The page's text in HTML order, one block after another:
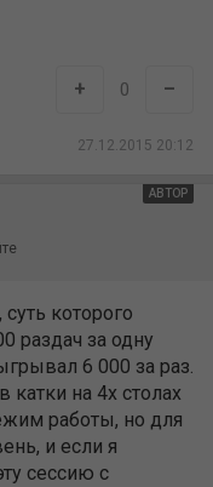
27.12.2015 20:12
+ 0 –
АВТОР
которого
раздач за одну
6 000 за раз.
на 4х столах
работы, но для
и если я
сессию с